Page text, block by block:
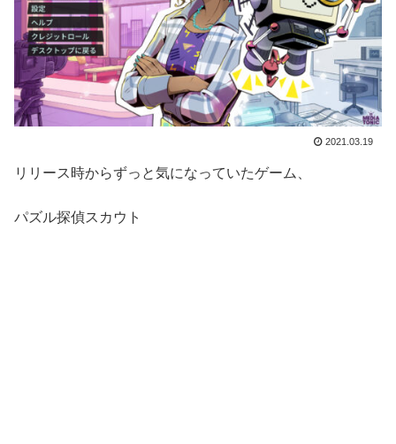
2021.03.19
リリース時からずっと気になっていたゲーム、
パズル探偵スカウト